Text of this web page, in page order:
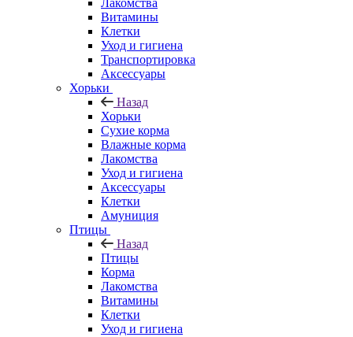
Лакомства
Витамины
Клетки
Уход и гигиена
Транспортировка
Аксессуары
Хорьки
Назад
Хорьки
Сухие корма
Влажные корма
Лакомства
Уход и гигиена
Аксессуары
Клетки
Амуниция
Птицы
Назад
Птицы
Корма
Лакомства
Витамины
Клетки
Уход и гигиена